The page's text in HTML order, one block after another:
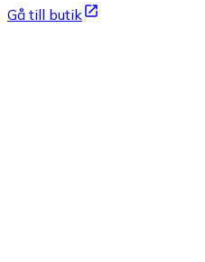
Gå till butik